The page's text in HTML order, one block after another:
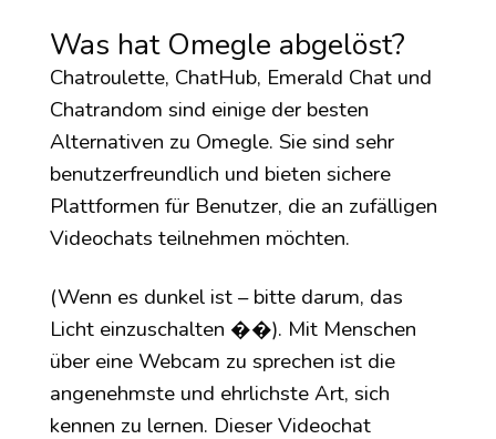
Was hat Omegle abgelöst?
Chatroulette, ChatHub, Emerald Chat und
Chatrandom sind einige der besten
Alternativen zu Omegle. Sie sind sehr
benutzerfreundlich und bieten sichere
Plattformen für Benutzer, die an zufälligen
Videochats teilnehmen möchten.
(Wenn es dunkel ist – bitte darum, das
Licht einzuschalten ��). Mit Menschen
über eine Webcam zu sprechen ist die
angenehmste und ehrlichste Art, sich
kennen zu lernen. Dieser Videochat